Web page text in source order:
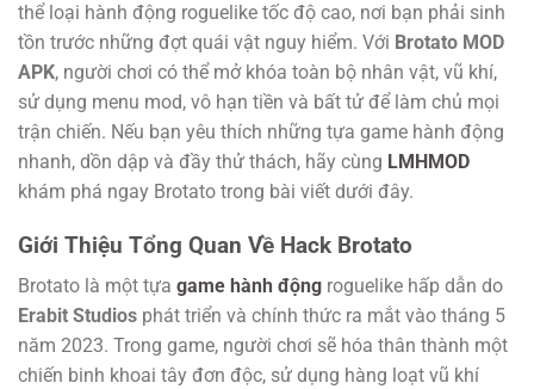
thể loại hành động roguelike tốc độ cao, nơi bạn phải sinh
tồn trước những đợt quái vật nguy hiểm. Với Brotato MOD
APK, người chơi có thể mở khóa toàn bộ nhân vật, vũ khí,
sử dụng menu mod, vô hạn tiền và bất tử để làm chủ mọi
trận chiến. Nếu bạn yêu thích những tựa game hành động
nhanh, dồn dập và đầy thử thách, hãy cùng LMHMOD
khám phá ngay Brotato trong bài viết dưới đây.
Giới Thiệu Tổng Quan Về Hack Brotato
Brotato là một tựa game hành động roguelike hấp dẫn do
Erabit Studios phát triển và chính thức ra mắt vào tháng 5
năm 2023. Trong game, người chơi sẽ hóa thân thành một
chiến binh khoai tây đơn độc, sử dụng hàng loạt vũ khí